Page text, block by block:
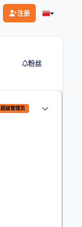
注册
粉丝
超级管理员